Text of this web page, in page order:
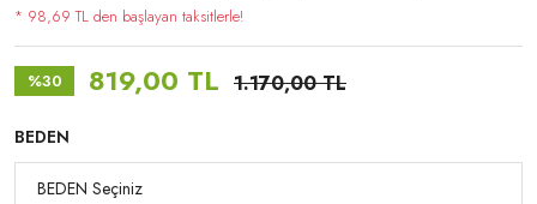
* 98,69 TL den başlayan taksitlerle!
%30 819,00 TL 1.170,00 TL
BEDEN